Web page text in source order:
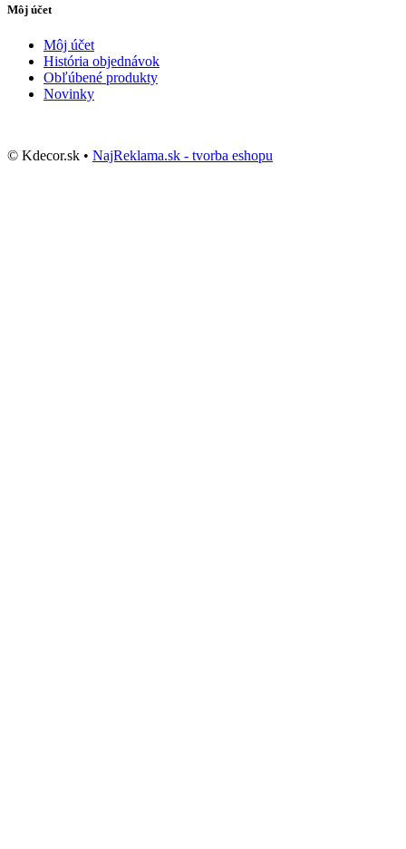
Môj účet
Môj účet
História objednávok
Obľúbené produkty
Novinky
© Kdecor.sk • NajReklama.sk - tvorba eshopu